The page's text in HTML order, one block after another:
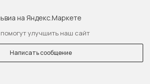
улучшить наш сайт
Написать сообщение